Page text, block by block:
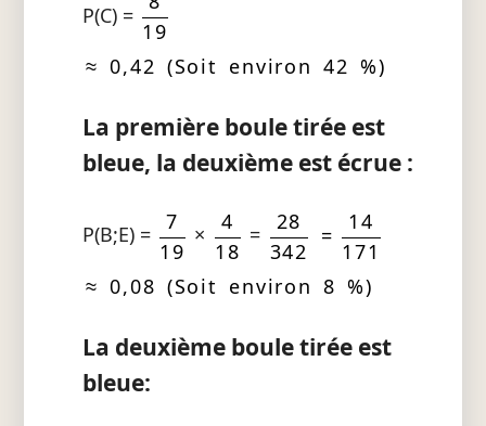
P(C) =
19
≈ 0,42 (Soit environ 42 %)
La première boule tirée est
bleue, la deuxième est écrue :
P(B;E) =
7
19
×
4
18
=
28
342
=
14
171
≈ 0,08 (Soit environ 8 %)
La deuxième boule tirée est
bleue: